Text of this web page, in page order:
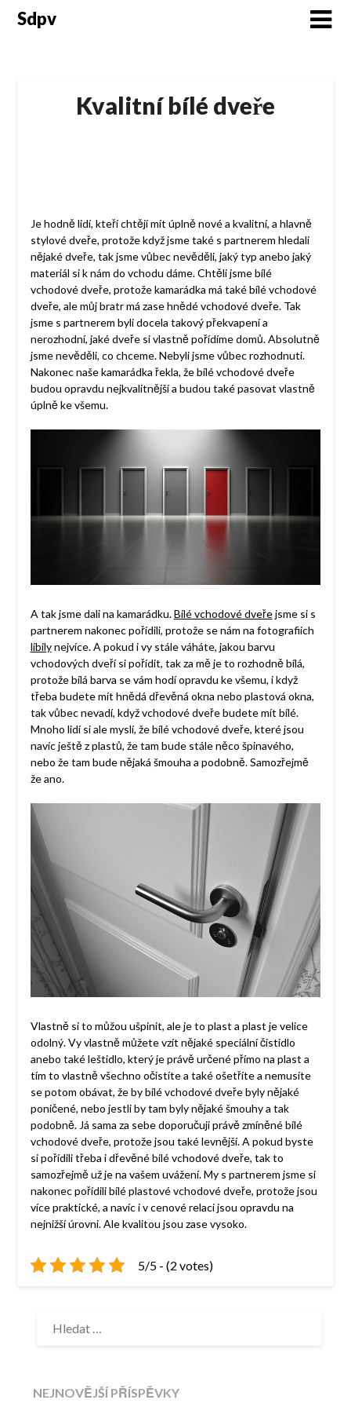
SkipSdpv
Kvalitní bílé dveře
Je hodně lidí, kteří chtějí mít úplně nové a kvalitní, a hlavně
stylové dveře, protože když jsme také s partnerem hledali
nějaké dveře, tak jsme vůbec nevěděli, jaký typ anebo jaký
materiál si k nám do vchodu dáme. Chtěli jsme bílé
vchodové dveře, protože kamarádka má také bílé vchodové
dveře, ale můj bratr má zase hnědé vchodové dveře. Tak
jsme s partnerem byli docela takový překvapení a
nerozhodní, jaké dveře si vlastně pořídíme domů. Absolutně
jsme nevěděli, co chceme. Nebyli jsme vůbec rozhodnuti.
Nakonec naše kamarádka řekla, že bílé vchodové dveře
budou opravdu nejkvalitnější a budou také pasovat vlastně
úplně ke všemu.
A tak jsme dali na kamarádku.Bílé vchodové dveřejsme si s
partnerem nakonec pořídili, protože se nám na fotografiích
líbilynejvíce. A pokud i vy stále váháte, jakou barvu
vchodových dveří si pořídit, tak za mě je to rozhodně bílá,
protože bílá barva se vám hodí opravdu ke všemu, i když
třeba budete mít hnědá dřevěná okna nebo plastová okna,
tak vůbec nevadí, když vchodové dveře budete mít bílé.
Mnoho lidí si ale myslí, že bílé vchodové dveře, které jsou
navíc ještě z plastů, že tam bude stále něco špinavého,
nebo že tam bude nějaká šmouha a podobně. Samozřejmě
že ano.
Vlastně si to můžou ušpinit, ale je to plast a plast je velice
odolný. Vy vlastně můžete vzít nějaké speciální čistidlo
anebo také leštidlo, který je právě určené přímo na plast a
tím to vlastně všechno očistíte a také ošetříte a nemusíte
se potom obávat, že by bílé vchodové dveře byly nějaké
poničené, nebo jestli by tam byly nějaké šmouhy a tak
podobně. Já sama za sebe doporučuji právě zmíněné bílé
vchodové dveře, protože jsou také levnější. A pokud byste
si pořídili třeba i dřevěné bílé vchodové dveře, tak to
samozřejmě už je na vašem uvážení. My s partnerem jsme si
nakonec pořídili bílé plastové vchodové dveře, protože jsou
více praktické, a navíc i v cenové relaci jsou opravdu na
nejnižší úrovni. Ale kvalitou jsou zase vysoko.
5/5 - (2 votes)
NEJNOVĚJŠÍ PŘÍSPĚVKY